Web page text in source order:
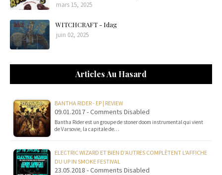
mars 15, 2025
WITCHCRAFT - Idag
juin 02, 2025
Articles Au Hasard
BANTHA RIDER - EP | REVIEW
09.01.2017 - Comments Disabled
Bantha Rider est un groupe de stoner doom instrumental qui vient
de Varsovie, la capitale de…
ELECTRIC WIZARD ET BIEN D'AUTRES COMPLÈTENT L'AFFICHE
DU UP IN SMOKE FESTIVAL
23.05.2018 - Comments Disabled